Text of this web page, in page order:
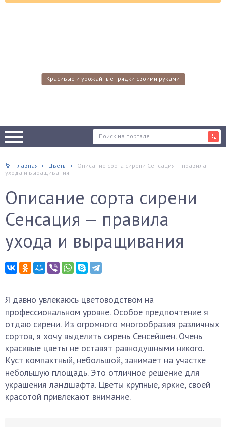
Красивые и урожайные грядки своими руками
Главная Цветы
Описание сорта сирени Сенсация — правила
ухода и выращивания
Описание сорта сирени
Сенсация — правила
ухода и выращивания
Я давно увлекаюсь цветоводством на
профессиональном уровне. Особое предпочтение я
отдаю сирени. Из огромного многообразия различных
сортов, я хочу выделить сирень Сенсейшен. Очень
красивые цветы не оставят равнодушными никого.
Куст компактный, небольшой, занимает на участке
небольшую площадь. Это отличное решение для
украшения ландшафта. Цветы крупные, яркие, своей
красотой привлекают внимание.